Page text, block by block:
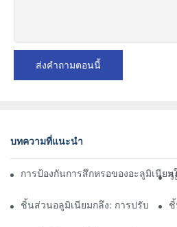
ส่งคำถามตอนนี้
บทความที่แนะนำ
การป้องกันการสึกหรอของอะลูมิเนียวิ
ชิ้นส่วนอลูมิเนียมกลึง: การปรับแต่งสชิ้